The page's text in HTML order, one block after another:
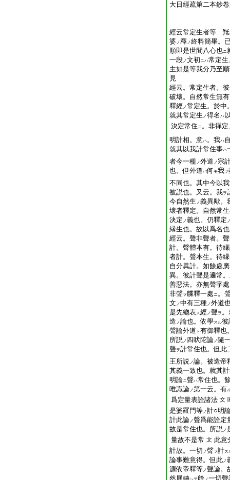
大日經疏第二本鈔
經云常定生者等 羝
婆ノ釋ノ終料簡畢。
順即是世間八心也ニ
一段ノ文初ニハ常定生
主如是等我分乃至
見
經云。常定生者。
破壞。自然常生無
釋經ノ常定生。於中
就其常定生 ノ得名 ハ
決定常住ニ。非禪定
明計相。意ハ。我ハ
就其以我計常住事ハ
者今一種ノ外道 ノ宗
也。但外道ハ何モ我ヲ
不同也。其中今以
被説也。又云。我ヲ
今自然生 ノ義異歟。
壞者釋定。自然常
決定 ノ義也。仍釋定
縁生也。故以爲名
經云。聲非聲者。
計。聲體本有。待
者計。聲本生。待
自分異計。如餘處
異。彼計聲是遍常
善惡法。亦無聲字
非聲ヲ牒釋一處ニ。
文 ノ中有三種ノ外道
是先總表ス經ノ聲ヲ
造 ノ論也。依學スル彼
聲論外道 ト 有御釋也
所説ノ 四吠陀論ノ 隨
聲ヲ計常住也。但此
王所説ノ論。被造帝
其義一致也。就其
明論ニ聲ハ常住也。
唯識論ノ第一云。有
爲定量表詮諸法 文
是婆羅門等ノ計○明
計此論ノ聲爲能詮定
故是常住也。所説ノ
量故不是常 文 此意
計故。一切 ノ聲ヲ計ス
論事難意得。但此ノ
源依帝釋等ノ聲論。
然展轉
餘 一切聲